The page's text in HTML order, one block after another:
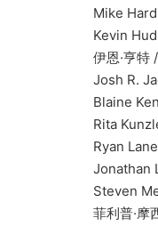
Mike Hardison
Kevin Hudson
伊恩·亨特 /
Josh R.
Blaine
Rita Kunzler
Ryan Laney
Jonathan Litt
Steven
菲利普·摩西 /